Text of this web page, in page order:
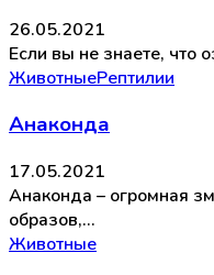
26.05.2021
Если вы не знаете, что
ЖивотныеРептилии
Анаконда
17.05.2021
Анаконда – огромная
образов,…
Животные